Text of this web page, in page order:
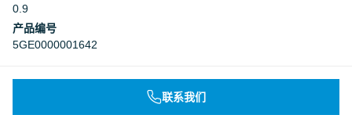
0.9
产品编号
5GE0000001642
联系我们